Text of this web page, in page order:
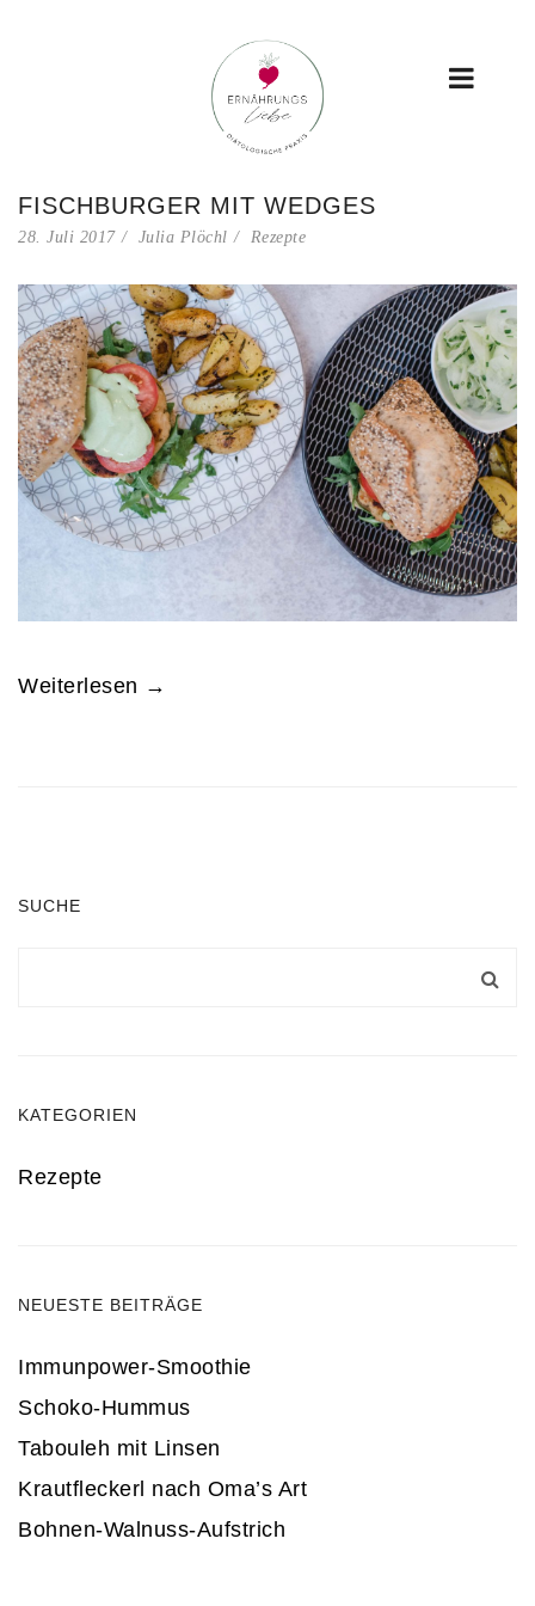
FISCHBURGER MIT WEDGES
28. Juli 2017 Julia Plöchl Rezepte
Weiterlesen →
SUCHE
KATEGORIEN
Rezepte
NEUESTE BEITRÄGE
Immunpower-Smoothie
Schoko-Hummus
Tabouleh mit Linsen
Krautfleckerl nach Oma’s Art
Bohnen-Walnuss-Aufstrich